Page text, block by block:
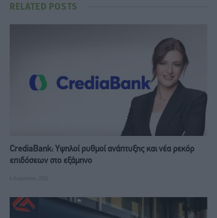
RELATED POSTS
CrediaBank: Υψηλοί ρυθμοί ανάπτυξης και νέα ρεκόρ
επιδόσεων στο εξάμηνο
6 Αυγούστου, 2026